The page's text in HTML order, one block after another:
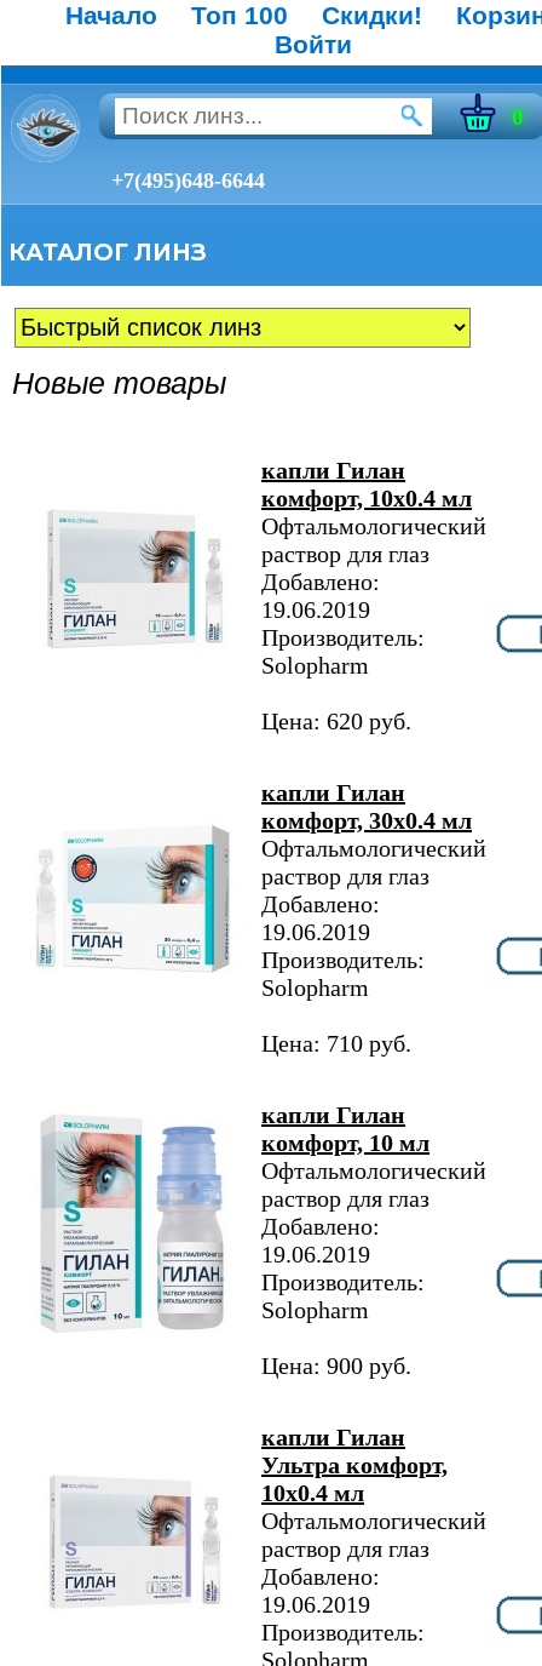
Начало Топ 100 Скидки!
Войти
0
+7(495)648-6644
КАТАЛОГ ЛИНЗ
Новые товары
капли Гилан
комфорт, 10х0.4 мл
Офтальмологический
раствор для глаз
Добавлено:
19.06.2019
Производитель:
Solopharm
Цена: 620 руб.
капли Гилан
комфорт, 30х0.4 мл
Офтальмологический
раствор для глаз
Добавлено:
19.06.2019
Производитель:
Solopharm
Цена: 710 руб.
капли Гилан
комфорт, 10 мл
Офтальмологический
раствор для глаз
Добавлено:
19.06.2019
Производитель:
Solopharm
Цена: 900 руб.
капли Гилан
Ультра комфорт,
10х0.4 мл
Офтальмологический
раствор для глаз
Добавлено:
19.06.2019
Производитель:
Solopharm